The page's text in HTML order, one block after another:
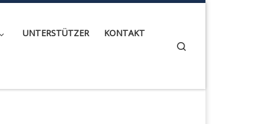
UNTERSTÜTZER KONTAKT